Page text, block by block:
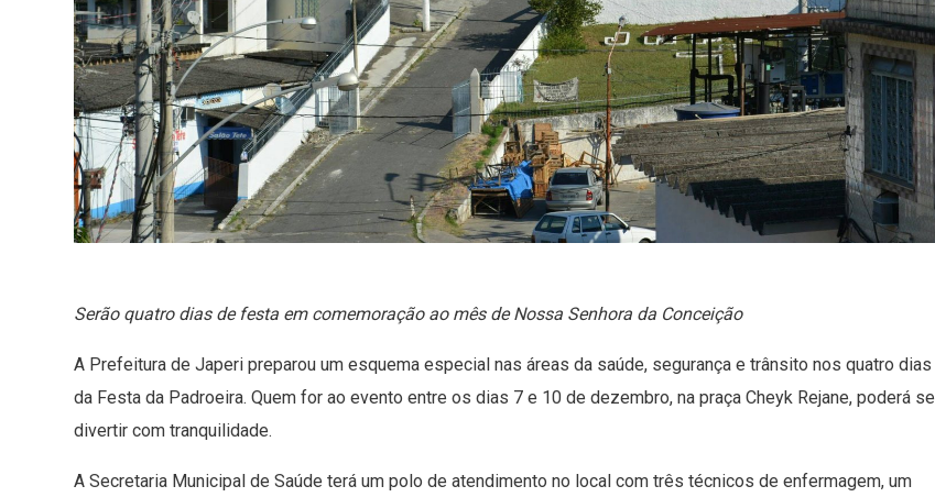
Serão quatro dias de festa em comemoração ao mês de Nossa Senhora da Conceição
A Prefeitura de Japeri preparou um esquema especial nas áreas da saúde, segurança e trânsito nos quatro dias
da Festa da Padroeira. Quem for ao evento entre os dias 7 e 10 de dezembro, na praça Cheyk Rejane, poderá se
divertir com tranquilidade.
A Secretaria Municipal de Saúde terá um polo de atendimento no local com três técnicos de enfermagem, um